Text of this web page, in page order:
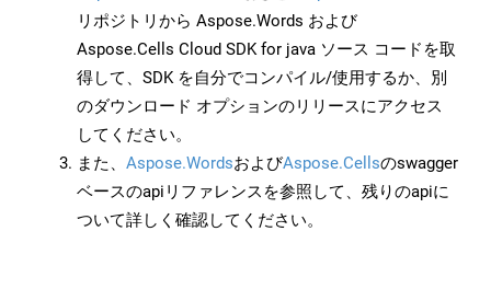
リポジトリから Aspose.Words および
Aspose.Cells Cloud SDK for java ソース コードを取
得して、SDK を自分でコンパイル/使用するか、別
のダウンロード オプションのリリースにアクセス
してください。
また、 Aspose.WordsおよびAspose.Cellsのswagger
ベースのapiリファレンスを参照して、残りのapiに
ついて詳しく確認してください。